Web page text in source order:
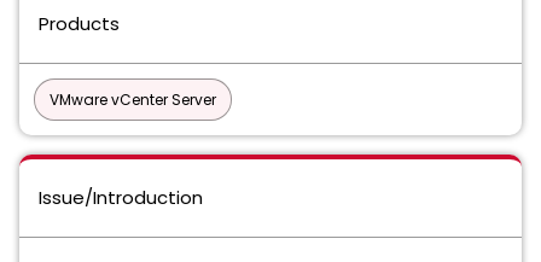
Products
VMware vCenter Server
Issue/Introduction